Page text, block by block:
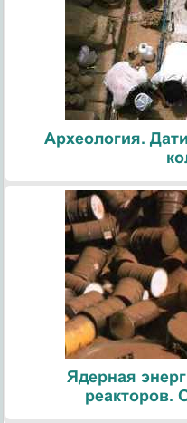
Археология.
Ядерная
реакторов.